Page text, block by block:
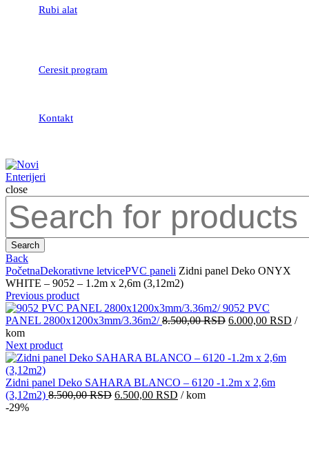
Rubi alat
Ceresit program
Kontakt
close
for:
Search
Back
PočetnaDekorativne letvicePVC paneli Zidni panel Deko ONYX
WHITE – 9052 – 1.2m x 2,6m (3,12m2)
Previous product
9052 PVC
PANEL 2800x1200x3mm/3.36m2/8.500,00RSD Originalna
bila:
6.000,00 RSD /
kom
Next product
Zidni panel Deko SAHARA BLANCO – 6120 -1.2m x 2,6m
(3,12m2) 8.500,00RSD Originalna
6.500,00 RSD Trenutna
/ kom
-29%